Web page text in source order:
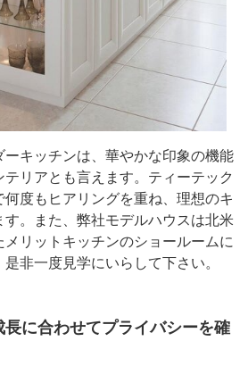
キッチンは、華やかな印象の機能
リアとも言えます。ティーテック
度もヒアリングを重ね、理想のキ
す。また、弊社モデルハウスは北米
メリットキッチンのショールームに
非一度見学にいらして下さい。
長に合わせてプライバシーを確